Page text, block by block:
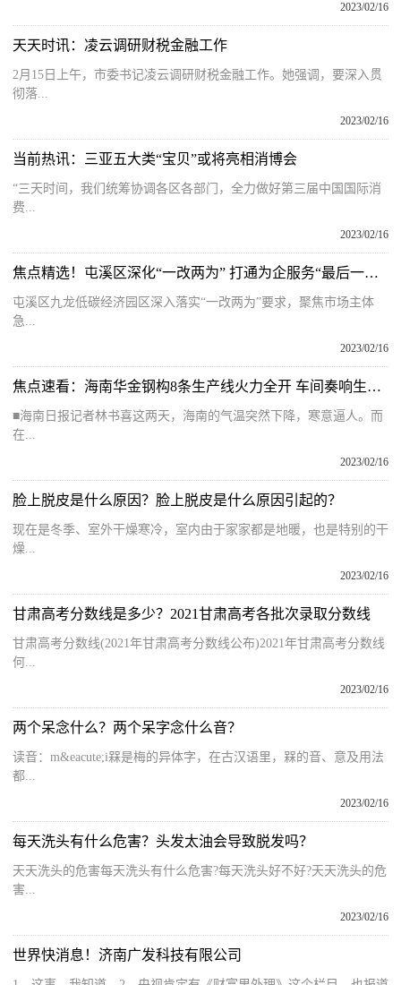
2023/02/16
天天时讯：凌云调研财税金融工作
2月15日上午，市委书记凌云调研财税金融工作。她强调，要深入贯
彻落...
2023/02/16
当前热讯：三亚五大类“宝贝”或将亮相消博会
“三天时间，我们统筹协调各区各部门，全力做好第三届中国国际消
费...
2023/02/16
焦点精选！屯溪区深化“一改两为” 打通为企服务“最后一公里”
屯溪区九龙低碳经济园区深入落实“一改两为”要求，聚焦市场主体
急...
2023/02/16
焦点速看：海南华金钢构8条生产线火力全开 车间奏响生产“进行曲”
■海南日报记者林书喜这两天，海南的气温突然下降，寒意逼人。而
在...
2023/02/16
脸上脱皮是什么原因？脸上脱皮是什么原因引起的？
现在是冬季、室外干燥寒冷，室内由于家家都是地暖，也是特别的干
燥...
2023/02/16
甘肃高考分数线是多少？2021甘肃高考各批次录取分数线
甘肃高考分数线(2021年甘肃高考分数线公布)2021年甘肃高考分数线
何...
2023/02/16
两个呆念什么？两个呆字念什么音？
读音：m&eacute;i槑是梅的异体字，在古汉语里，槑的音、意及用法
都...
2023/02/16
每天洗头有什么危害？头发太油会导致脱发吗？
天天洗头的危害每天洗头有什么危害?每天洗头好不好?天天洗头的危
害...
2023/02/16
世界快消息！济南广发科技有限公司